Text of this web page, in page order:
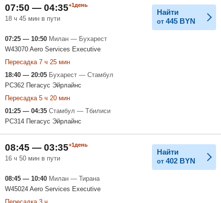
07:50 — 04:35+1день
18 ч 45 мин в пути
Найти
от 445 BYN
07:25 — 10:50 Милан — Бухарест
W43070 Aero Services Executive
Пересадка 7 ч 25 мин
18:40 — 20:05 Бухарест — Стамбул
PC362 Пегасус Эйрлайнс
Пересадка 5 ч 20 мин
01:25 — 04:35 Стамбул — Тбилиси
PC314 Пегасус Эйрлайнс
08:45 — 03:35+1день
16 ч 50 мин в пути
Найти
от 402 BYN
08:45 — 10:40 Милан — Тирана
W45024 Aero Services Executive
Пересадка 3 ч